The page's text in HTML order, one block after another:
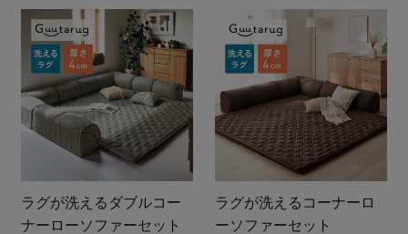
ラグが洗えるダブルコー
ナーローソファーセット
ラグが洗えるコーナーロ
ーソファーセット